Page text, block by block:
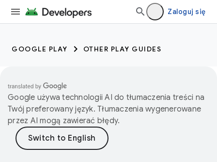
Zaloguj się
GOOGLE PLAY OTHER PLAY GUIDES
Google używa technologii AI do tłumaczenia treści na
Twój preferowany język. Tłumaczenia wygenerowane
przez AI mogą zawierać błędy.